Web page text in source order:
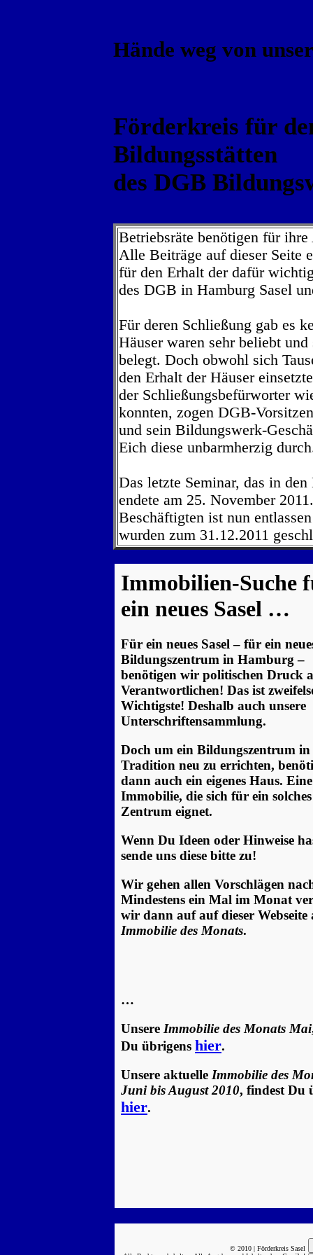
Hände weg von
Förderkreis für
Bildungsstätten
des DGB
Betriebsräte benötigen für
Alle Beiträge auf dieser Seite
für den Erhalt der dafür
des DGB in Hamburg Sasel
Für deren Schließung gab es
Häuser waren sehr beliebt
belegt. Doch obwohl sich
den Erhalt der Häuser
der Schließungsbefürworter
konnten, zogen DGB-
und sein Bildungswerk-
Eich diese unbarmherzig
Das letzte Seminar, das in
endete am 25. November
Beschäftigten ist nun
wurden zum 31.12.2011
Immobilien-Suche
ein neues Sasel …
Für ein neues Sasel – für ein
Bildungszentrum in Hamburg –
benötigen wir politischen Druck
Verantwortlichen! Das ist
Wichtigste! Deshalb auch unsere
Unterschriftensammlung.
Doch um ein Bildungszentrum in
Tradition neu zu errichten,
dann auch ein eigenes Haus. Eine
Immobilie, die sich für ein solches
Zentrum eignet.
Wenn Du Ideen oder Hinweise
sende uns diese bitte zu!
Wir gehen allen Vorschlägen
Mindestens ein Mal im Monat
wir dann auf auf dieser
Immobilie des Monats.
…
Unsere Immobilie des Monats Mai
Du übrigens hier.
Unsere aktuelle Immobilie des
Juni bis August 2010, findest Du
hier.
© 2010 | Förderkreis Sasel